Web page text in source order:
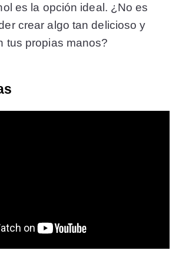
es la opción ideal. ¿No es
crear algo tan delicioso y
tus propias manos?